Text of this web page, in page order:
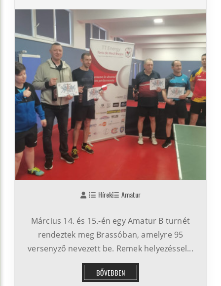
Hírek Amatur
Március 14. és 15.-én egy Amatur B turnét
rendeztek meg Brassóban, amelyre 95
versenyző nevezett be. Remek helyezéssel...
BŐVEBBEN